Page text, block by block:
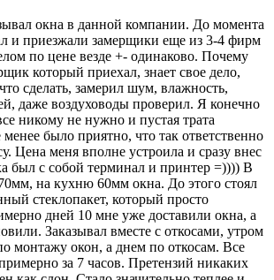
окна в данной компании. До момента
и приезжали замерщики еще из 3-4 фирм
по цене везде +- одинаково. Почему
который приехал, знает свое дело,
сделать, замерил шум, влажность,
даже воздуховоды проверил. Я конечно
никому не нужно и пустая трата
было приятно, что так ответственно
Цена меня вполне устроила и сразу внес
был с собой терминал и принтер =)))) В
на кухню 60мм окна. До этого стоял
стеклопакет, который просто
дней 10 мне уже доставили окна, а
Заказывал вместе с откосами, утром
монтажу окон, а днем по откосам. Все
за 7 часов. Претензий никаких